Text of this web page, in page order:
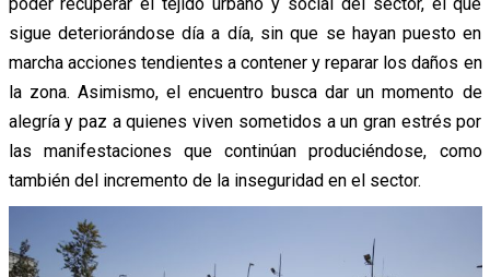
sigue deteriorándose día a día, sin que se hayan puesto en
marcha acciones tendientes a contener y reparar los daños en
la zona. Asimismo, el encuentro busca dar un momento de
alegría y paz a quienes viven sometidos a un gran estrés por
las manifestaciones que continúan produciéndose, como
también del incremento de la inseguridad en el sector.